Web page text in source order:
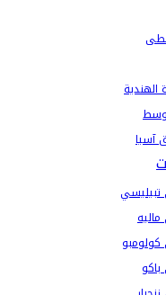
الهندية
آسيا
تبيليسي
كولومبو